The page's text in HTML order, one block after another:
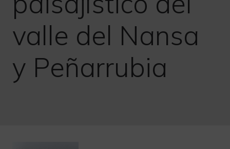
valle del Nansa
y Peñarrubia